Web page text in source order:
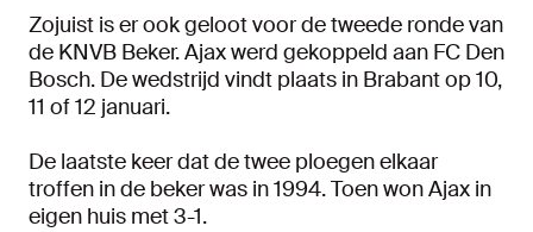
Zojuist is er ook geloot voor de tweede ronde van
de KNVB Beker. Ajax werd gekoppeld aan FC Den
Bosch. De wedstrijd vindt plaats in Brabant op 10,
11 of 12 januari.
De laatste keer dat de twee ploegen elkaar
troffen in de beker was in 1994. Toen won Ajax in
eigen huis met 3-1.